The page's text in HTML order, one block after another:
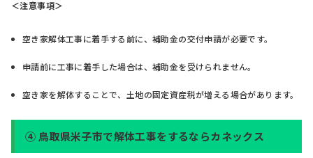
＜注意事項＞
空き家解体工事に着手する前に、補助金の交付申請が必要です。
申請前に工事に着手した場合は、補助金を受けられません。
空き家を解体することで、土地の固定資産税が増える場合があります。
④ 鳥取県米子市で解体工事をするならカネックス